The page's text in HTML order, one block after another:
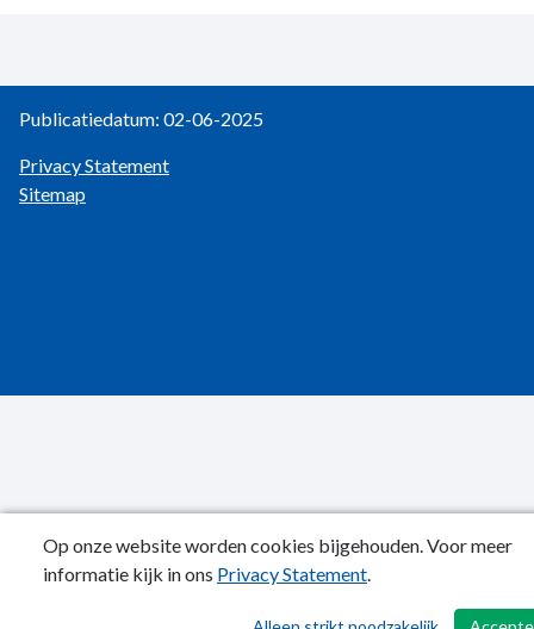
Publicatiedatum: 02-06-2025
Privacy Statement
Sitemap
Op onze website worden cookies bijgehouden. Voor meer
informatie kijk in ons Privacy Statement.